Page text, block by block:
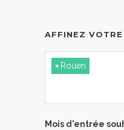
AFFINEZ VOTRE
× Rouen
Mois d'entrée